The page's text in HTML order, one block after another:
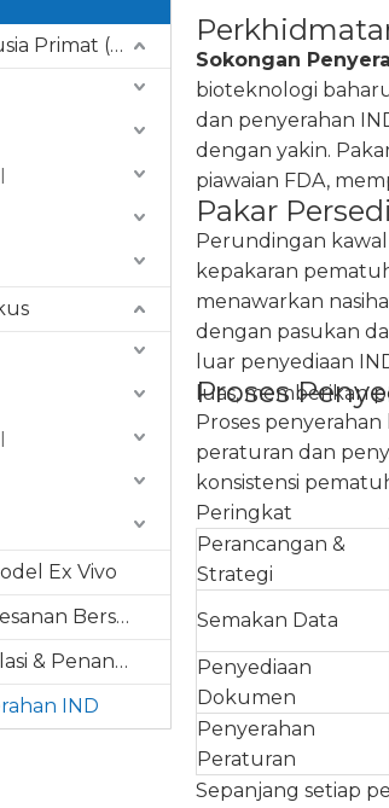
Model Non-Manusia Primat (NHP).
Ex Vivo
Penilaian Keberkesanan Bersepadu
Perubatan Translasi & Penanda Bio
IND
Sokongan
bioteknologi
dan penyerahan
dengan yakin.
piawaian FDA,
Pakar
Perundingan
kepakaran
menawarkan
dengan pasukan
luar penyediaan
luas, memberikan
Proses
Proses
peraturan dan
konsistensi
Peringkat
Perancangan &
Strategi
Semakan Data
Penyediaan
Dokumen
Penyerahan
Peraturan
Sepanjang setiap